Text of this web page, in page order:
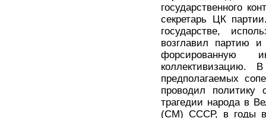
государственного
секретарь ЦК
государстве,
возглавил партию
форсированную
предполагаемых
проводил
трагедии народа в
(СМ) СССР, в годы